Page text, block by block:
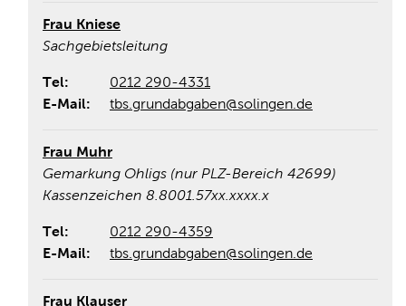
Frau Kniese
Sachgebietsleitung
Tel:
0212 290-4331
E-Mail:
tbs.grundabgaben@solingen.de
Frau Muhr
Gemarkung Ohligs (nur PLZ-Bereich 42699)
Kassenzeichen 8.8001.57xx.xxxx.x
Tel:
0212 290-4359
E-Mail:
tbs.grundabgaben@solingen.de
Frau Klauser